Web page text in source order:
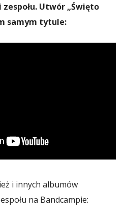
Utwór „Święto
samym tytule:
i innych albumów
na Bandcampie: